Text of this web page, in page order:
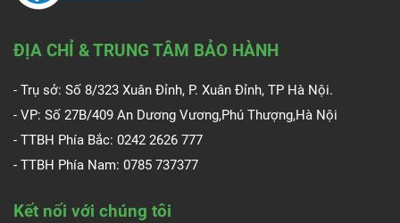
ĐỊA CHỈ & TRUNG TÂM BẢO HÀNH
- Trụ sở: Số 8/323 Xuân Đỉnh, P. Xuân Đỉnh, TP Hà Nội.
- VP: Số 27B/409 An Dương Vương,Phú Thượng,Hà Nội
- TTBH Phía Bắc: 0242 2626 777
- TTBH Phía Nam: 0785 737377
Kết nối với chúng tôi